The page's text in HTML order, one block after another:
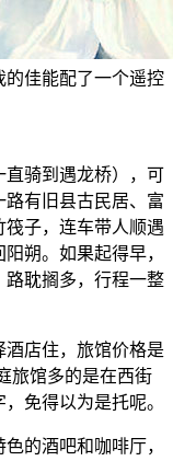
的佳能配了一个遥控
直骑到遇龙桥），可
有旧县古民居、富
筏子，连车带人顺遇
朔。如果起得早，
路耽搁多，行程一整
店住，旅馆价格是
旅馆多的是在西街
免得以为是托呢。
的酒吧和咖啡厅，